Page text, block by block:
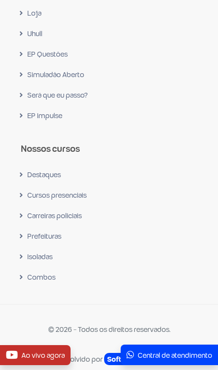
Ao vivo agora Central de atendimento
Loja
Uhull
EP Questões
Simuladão Aberto
Será que eu passo?
EP Impulse
Nossos cursos
Destaques
Cursos presenciais
Carreiras policiais
Prefeituras
Isoladas
Combos
© 2026 - Todos os direitos reservados.
Desenvolvido por Software Criativo